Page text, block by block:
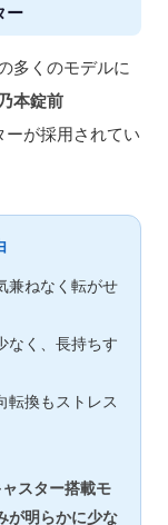
ー
多くのモデルに
本錠前
ーが採用されてい
兼ねなく転がせ
なく、長持ちす
転換もストレス
スター搭載モ
が明らかに少な